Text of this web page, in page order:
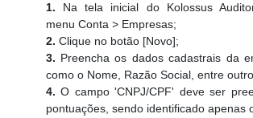
1. Na tela inicial do Kolossus
menu Conta > Empresas;
2. Clique no botão [Novo];
3. Preencha os dados cadastrais da
como o Nome, Razão Social, entre
4.O campo 'CNPJ/CPF' deve ser
pontuações, sendo identificado apenas